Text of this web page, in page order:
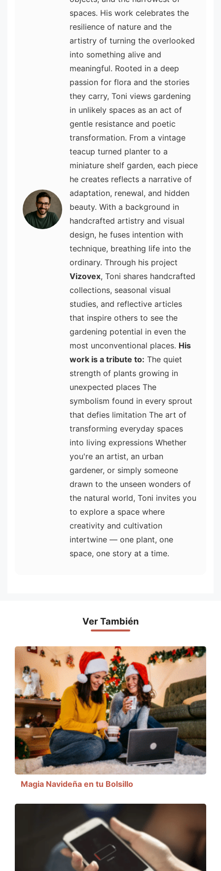
spaces. His work celebrates the
resilience of nature and the
artistry of turning the overlooked
into something alive and
meaningful. Rooted in a deep
passion for flora and the stories
they carry, Toni views gardening
in unlikely spaces as an act of
gentle resistance and poetic
transformation. From a vintage
teacup turned planter to a
miniature shelf garden, each piece
he creates reflects a narrative of
adaptation, renewal, and hidden
beauty. With a background in
handcrafted artistry and visual
design, he fuses intention with
technique, breathing life into the
ordinary. Through his project
Vizovex, Toni shares handcrafted
collections, seasonal visual
studies, and reflective articles
that inspire others to see the
gardening potential in even the
most unconventional places. His
work is a tribute to: The quiet
strength of plants growing in
unexpected places The
symbolism found in every sprout
that defies limitation The art of
transforming everyday spaces
into living expressions Whether
you're an artist, an urban
gardener, or simply someone
drawn to the unseen wonders of
the natural world, Toni invites you
to explore a space where
creativity and cultivation
intertwine — one plant, one
space, one story at a time.
Ver También
Magia Navideña en tu Bolsillo